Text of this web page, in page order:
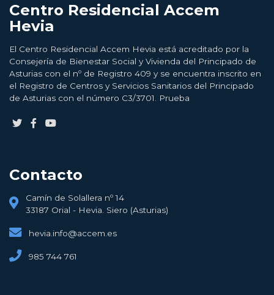
Centro Residencial Accem
Hevia
El Centro Residencial Accem Hevia está acreditado por la
Consejería de Bienestar Social y Vivienda del Principado de
Asturias con el nº de Registro 409 y se encuentra inscrito en
el Registro de Centros y Servicios Sanitarios del Principado
de Asturias con el número C3/3701. Prueba
Contacto
Camín de Solallera nº 14
33187 Orial - Hevia. Siero (Asturias)
hevia.info@accem.es
985 744 761